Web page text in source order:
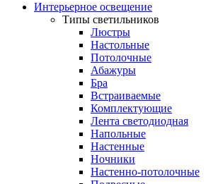
Интерьерное освещение
Типы светильников
Люстры
Настольные
Потолочные
Абажуры
Бра
Встраиваемые
Комплектующие
Лента светодиодная
Напольные
Настенные
Ночники
Настенно-потолочные